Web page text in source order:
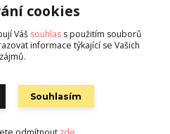
cookies
Váš souhlas s použitím souborů
informace týkající se Vašich
zájmů.
Souhlasím